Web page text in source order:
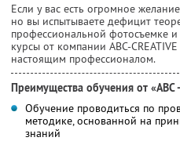
Если у вас есть огромное
но вы испытываете дефицит
профессиональной фотосъемке
курсы от компании ABC-
настоящим профессионалом.
Преимущества обучения от «ABC
Обучение проводиться по
методике, основанной на
знаний